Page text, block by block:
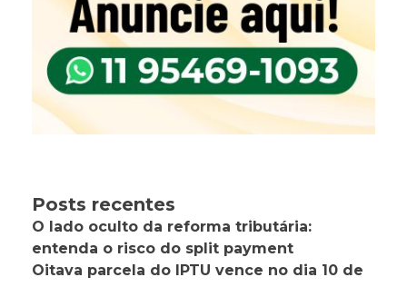
Posts recentes
O lado oculto da reforma tributária:
entenda o risco do split payment
Oitava parcela do IPTU vence no dia 10 de